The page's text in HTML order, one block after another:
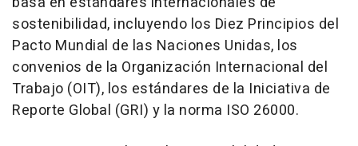
sostenibilidad, incluyendo los Diez Principios del
Pacto Mundial de las Naciones Unidas, los
convenios de la Organización Internacional del
Trabajo (OIT), los estándares de la Iniciativa de
Reporte Global (GRI) y la norma ISO 26000.